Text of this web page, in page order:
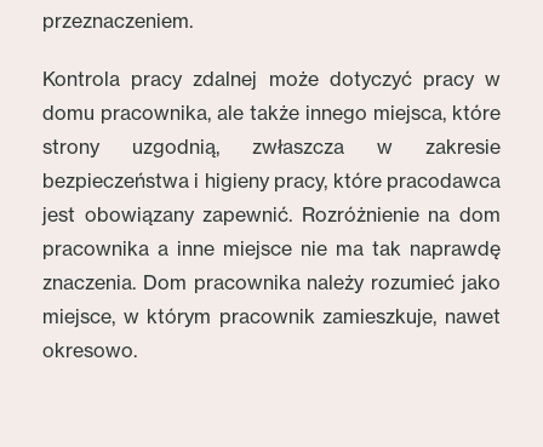
przeznaczeniem.
Kontrola pracy zdalnej może dotyczyć pracy w
domu pracownika, ale także innego miejsca, które
strony uzgodnią, zwłaszcza w zakresie
bezpieczeństwa i higieny pracy, które pracodawca
jest obowiązany zapewnić. Rozróżnienie na dom
pracownika a inne miejsce nie ma tak naprawdę
znaczenia. Dom pracownika należy rozumieć jako
miejsce, w którym pracownik zamieszkuje, nawet
okresowo.